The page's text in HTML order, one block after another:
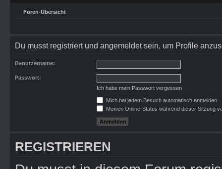
Foren-Übersicht
Du musst registriert und angemeldet sein, um Profile
Benutzername:
Passwort:
Ich habe mein Passwort vergessen
Mich bei jedem Besuch automatisch anmelden
Meinen Online-Status während dieser Sitzung
REGISTRIEREN